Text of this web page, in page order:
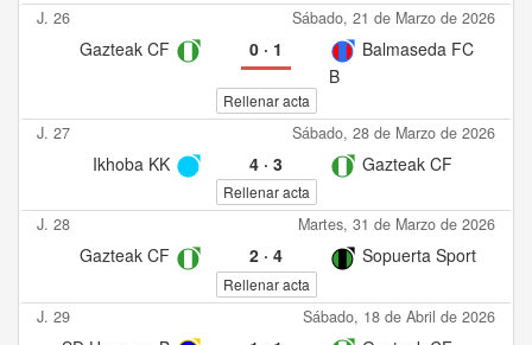
J. 26 Sábado, 21 de Marzo de 2026
Gazteak CF 0· 1
Balmaseda FC
B
Rellenar acta
J. 27 Sábado, 28 de Marzo de 2026
Ikhoba KK 4· 3 Gazteak CF
Rellenar acta
J. 28 Martes, 31 de Marzo de 2026
Gazteak CF 2· 4 Sopuerta Sport
Rellenar acta
J. 29 Sábado, 18 de Abril de 2026